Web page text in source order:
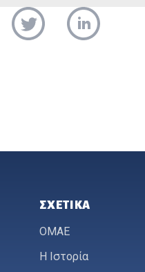
ΣΧΕΤΙΚΆ
ΟΜΑΕ
Η Ιστορία